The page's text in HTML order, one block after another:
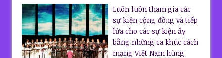
Luôn luôn tham gia các
sự kiện cộng đồng và tiếp
lửa cho các sự kiện ấy
bằng những ca khúc cách
mạng Việt Nam hùng